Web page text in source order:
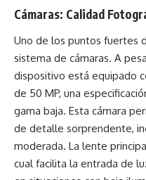
Cámaras: Calidad
Uno de los puntos fuertes
sistema de cámaras. A
dispositivo está equipado
de 50 MP, una
gama baja. Esta cámara
de detalle sorprendente,
moderada. La lente
cual facilita la entrada de